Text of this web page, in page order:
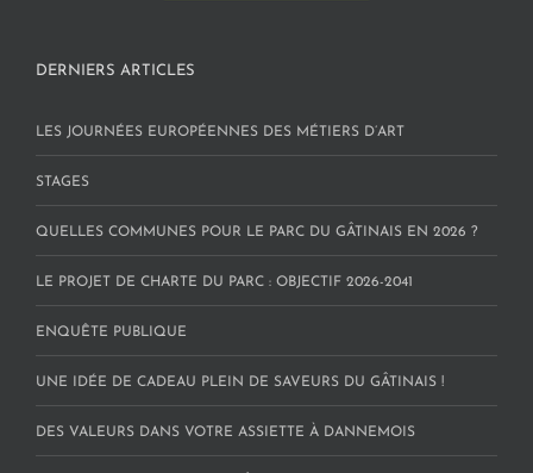
DERNIERS ARTICLES
LES JOURNÉES EUROPÉENNES DES MÉTIERS D’ART
STAGES
QUELLES COMMUNES POUR LE PARC DU GÂTINAIS EN 2026 ?
LE PROJET DE CHARTE DU PARC : OBJECTIF 2026-2041
ENQUÊTE PUBLIQUE
UNE IDÉE DE CADEAU PLEIN DE SAVEURS DU GÂTINAIS !
DES VALEURS DANS VOTRE ASSIETTE À DANNEMOIS